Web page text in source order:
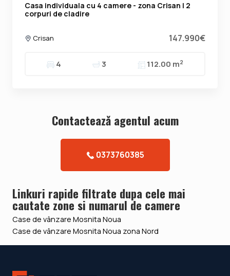
Casa individuala cu 4 camere - zona Crisan | 2
corpuri de cladire
Crisan 147.990€
4 3 112.00 m2
Contacteazǎ agentul acum
0373760385
Linkuri rapide filtrate dupa cele mai
cautate zone si numarul de camere
Case de vânzare Mosnita Noua
Case de vânzare Mosnita Noua zona Nord